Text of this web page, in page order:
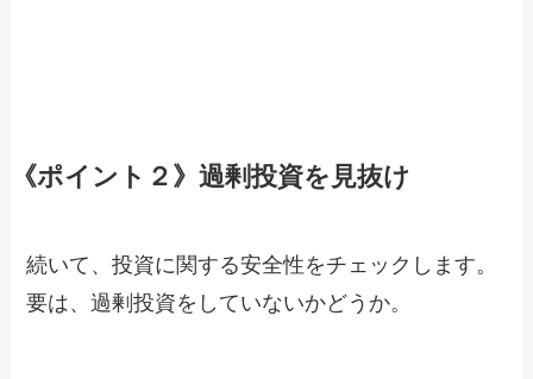
《ポイント２》過剰投資を見抜け
続いて、投資に関する安全性をチェックします。
要は、過剰投資をしていないかどうか。